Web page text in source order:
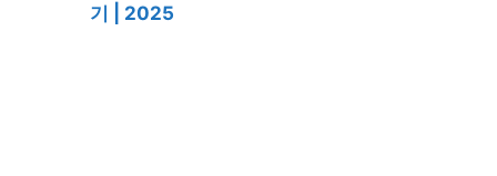
기 | 2025